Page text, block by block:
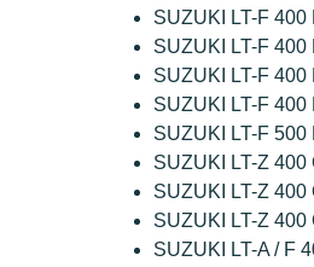
SUZUKI LT-F
SUZUKI LT-F
SUZUKI LT-F
SUZUKI LT-F
SUZUKI LT-F
SUZUKI LT-Z 400
SUZUKI LT-Z 400
SUZUKI LT-Z 400
SUZUKI LT-A / F